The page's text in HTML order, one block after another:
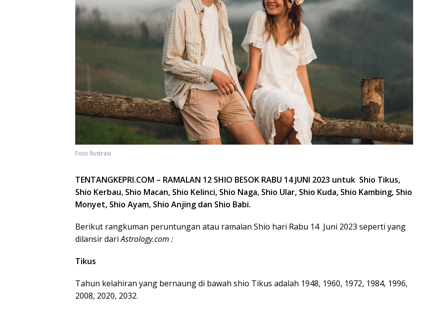
Foto Ilustrasi
TENTANGKEPRI.COM – RAMALAN 12 SHIO BESOK RABU 14 JUNI 2023 untuk Shio Tikus,
Shio Kerbau, Shio Macan, Shio Kelinci, Shio Naga, Shio Ular, Shio Kuda, Shio Kambing, Shio
Monyet, Shio Ayam, Shio Anjing dan Shio Babi.
Berikut rangkuman peruntungan atau ramalan Shio hari Rabu 14 Juni 2023 seperti yang
dilansir dariAstrology.com :
Tikus
Tahun kelahiran yang bernaung di bawah shio Tikus adalah 1948, 1960, 1972, 1984, 1996,
2008, 2020, 2032.